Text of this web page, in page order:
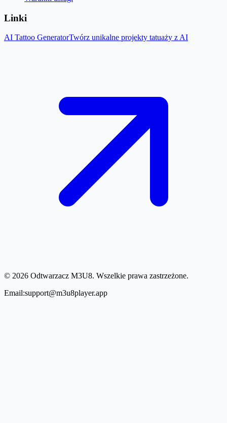
Linki
AI Tattoo GeneratorTwórz unikalne projekty tatuaży z AI
© 2026 Odtwarzacz M3U8. Wszelkie prawa zastrzeżone.
Email:support@m3u8player.app